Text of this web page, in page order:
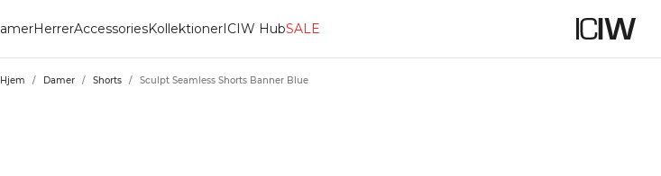
HerrerAccessoriesKollektionerICIW HubSALE
Hjem / Damer / Shorts / Sculpt Seamless Shorts Banner Blue